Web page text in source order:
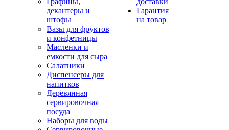
декантеры и
штофы
Вазы для фруктов
и конфетницы
Масленки и
емкости для сыра
Салатники
Диспенсеры для
напитков
Деревянная
сервировочная
посуда
Наборы для воды
Гарантия
на товар